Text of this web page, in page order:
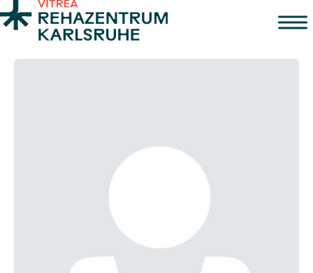
Zum Inhalt springen